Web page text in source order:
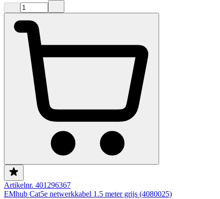
Artikelnr. 401296367
EMhub Cat5e netwerkkabel 1.5 meter grijs (4080025)